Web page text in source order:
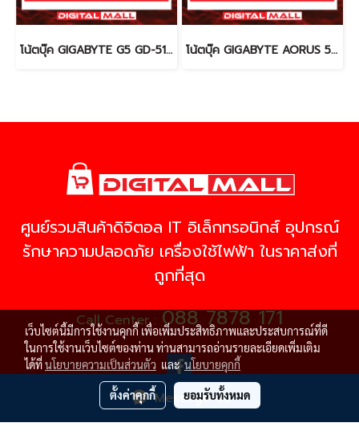
Message Us
โน้ตบุ๊ค GIGABYTE G5 GD-51TH123SO (Notebook) โน้ตบุ๊ค GIGABYTE AORUS 5 SE4-73TH513SH (Notebook)
ศูนย์รวมสินค้าดิจิตอล IT อิเล็กทรอนิกส์ อุปกรณ์
รักษาความปลอดภัย เครื่องใช้ไฟฟ้า ในราคาส่งที่
ถูกที่สุด
Call Center : 088 7878 171
เว็บไซต์นี้มีการใช้งานคุกกี้ เพื่อเพิ่มประสิทธิภาพและประสบการณ์ที่ดี
ในการใช้งานเว็บไซต์ของท่าน ท่านสามารถอ่านรายละเอียดเพิ่มเติม
ได้ที่นโยบายความเป็นส่วนตัว และนโยบายคุกกี้
ตั้งค่าคุกกี้ ยอมรับทั้งหมด